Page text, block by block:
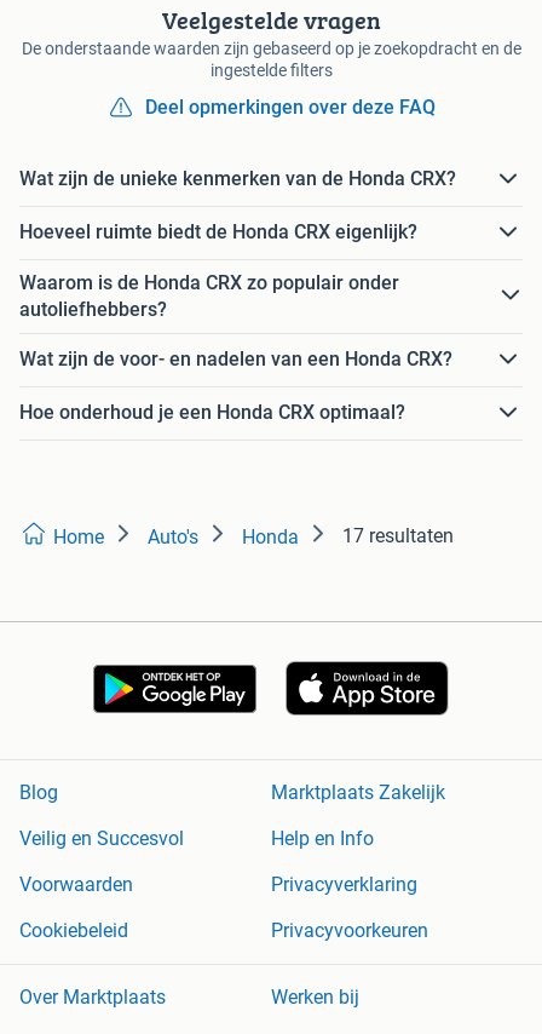
Veelgestelde vragen
De onderstaande waarden zijn gebaseerd op je zoekopdracht en de
ingestelde filters
Deel opmerkingen over deze FAQ
Wat zijn de unieke kenmerken van de Honda CRX?
Hoeveel ruimte biedt de Honda CRX eigenlijk?
Waarom is de Honda CRX zo populair onder
autoliefhebbers?
Wat zijn de voor- en nadelen van een Honda CRX?
Hoe onderhoud je een Honda CRX optimaal?
Home Auto's Honda 17 resultaten
Blog
Marktplaats Zakelijk
Veilig en Succesvol
Help en Info
Voorwaarden
Privacyverklaring
Cookiebeleid
Privacyvoorkeuren
Over Marktplaats
Werken bij